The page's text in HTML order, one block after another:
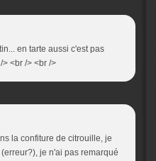
en tarte aussi c'est pas
> <br /> <br />
la confiture de citrouille, je
je n'ai pas remarqué